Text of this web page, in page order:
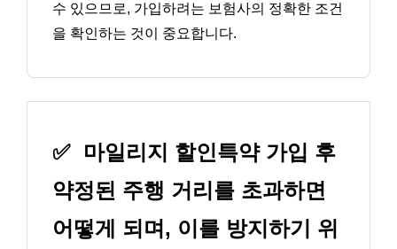
수 있으므로, 가입하려는 보험사의 정확한 조건
을 확인하는 것이 중요합니다.
✅
마일리지 할인특약 가입 후
약정된 주행 거리를 초과하면
어떻게 되며, 이를 방지하기 위